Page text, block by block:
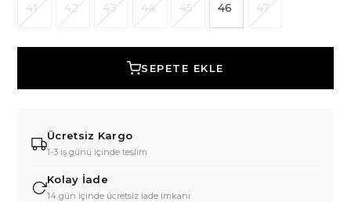
41 42 43 44 45 46 47
SEPETE EKLE
Ücretsiz Kargo
1-3 iş günü içinde teslim
Kolay İade
14 gün içinde ücretsiz iade imkanı